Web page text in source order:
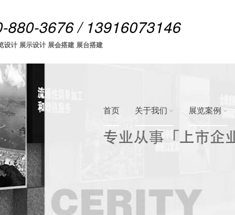
880-3676 / 13916073146
设计 展示设计 展会搭建 展台搭建
首页 关于我们 展览案例